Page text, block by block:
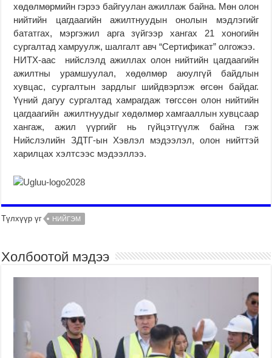
хөдөлмөрмийн гэрээ байгуулан ажиллаж байна. Мөн олон
нийтийн цагдаагийн ажилтнуудын онолын мэдлэгийг
бататгах, мэргэжил арга зүйгээр хангах 21 хоногийн
сургалтад хамруулж, шалгалт авч “Сертификат” олгожээ.
НИТХ-аас нийслэлд ажиллах олон нийтийн цагдаагийн
ажилтны урамшуулал, хөдөлмөр аюулгүй байдлын
хувцас, сургалтын зардлыг шийдвэрлэж өгсөн байдаг.
Үүний дагуу сургалтад хамрагдаж төгссөн олон нийтийн
цагдаагийн ажилтнуудыг хөдөлмөр хамгааллын хувцсаар
хангаж, ажил үүргийг нь гүйцэтгүүлж байна гэж
Нийслэлийн ЗДТГ-ын Хэвлэл мэдээлэл, олон нийттэй
харилцах хэлтсээс мэдээллээ.
Түлхүүр үг НИЙГЭМ
Холбоотой мэдээ